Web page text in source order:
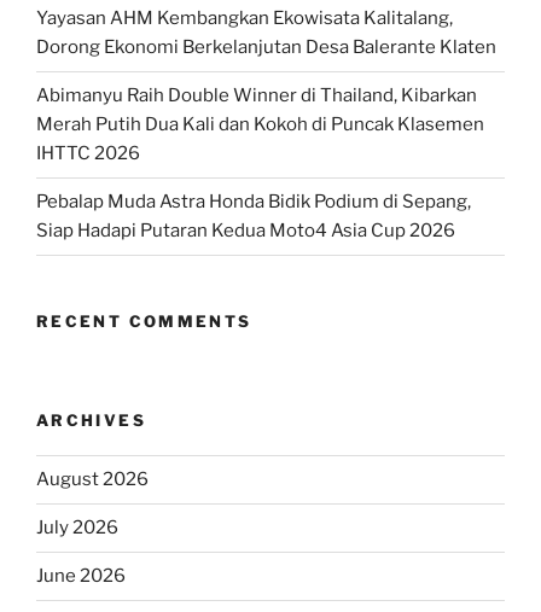
Yayasan AHM Kembangkan Ekowisata Kalitalang,
Dorong Ekonomi Berkelanjutan Desa Balerante Klaten
Abimanyu Raih Double Winner di Thailand, Kibarkan
Merah Putih Dua Kali dan Kokoh di Puncak Klasemen
IHTTC 2026
Pebalap Muda Astra Honda Bidik Podium di Sepang,
Siap Hadapi Putaran Kedua Moto4 Asia Cup 2026
RECENT COMMENTS
ARCHIVES
August 2026
July 2026
June 2026